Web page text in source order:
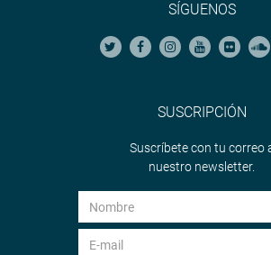
SÍGUENOS
SUSCRIPCIÓN
Suscríbete con tu correo
nuestro newsletter.